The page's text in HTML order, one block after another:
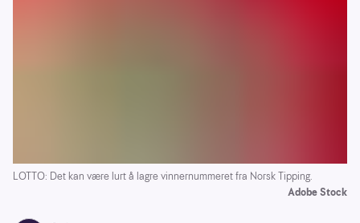
LOTTO: Det kan være lurt å lagre vinnernummeret fra Norsk Tipping.
Adobe Stock